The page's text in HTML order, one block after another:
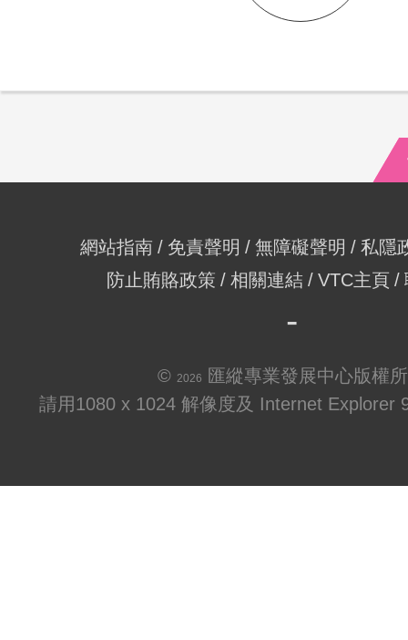
網站指南 免責聲明 無障礙聲明
私隱
防止賄賂政策
相關連結 VTC主頁
© 2026
匯縱專業發展中心版權
請用1080 x 1024 解像度及 Internet Explorer